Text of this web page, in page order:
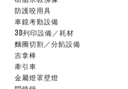
防護咬用具
車鏡考勤設備
3D列印設備／耗材
麵團切割／分餡設備
吉拿棒
牽引車
金屬燈罩壁燈